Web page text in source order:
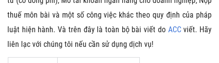
thuế môn bài và một số công việc khác theo quy định của pháp
luật hiện hành. Và trên đây là toàn bộ bài viết do ACCviết. Hãy
liên lạc với chúng tôi nếu cần sử dụng dịch vụ!